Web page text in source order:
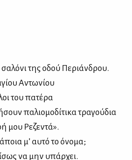
σα­λό­νι της οδού Πε­ριάν­δρου.
Αντω­νί­ου
του πα­τέ­ρα
πα­λιο­μο­δί­τι­κα τρα­γού­δια
μου Ρε­ζε­ντά».
μ’ αυ­τό το όνο­μα;
να μην υπάρ­χει.